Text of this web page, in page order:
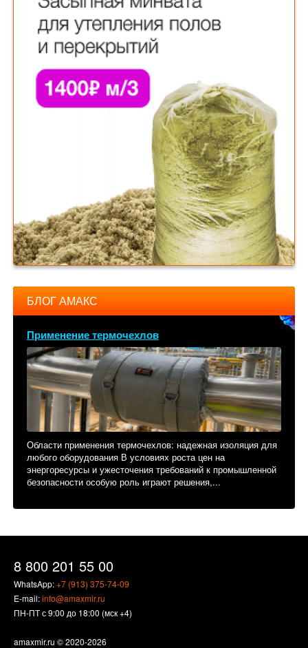
БЛОГ АМАКС
Применение термочехлов
Области применения термочехлов: надежная изоляция для
любого оборудования В условиях роста цен на
энергоресурсы и ужесточения требований к промышленной
безопасности особую роль играют решения,...
8 800 201 55 00
WhatsApp:+7 (913) 375-74-09
E-mail:info@amaxmir.ru
ПН-ПТ с 9:00 до 18:00 (мск +4)
amaxmir.ru © 2020-2026